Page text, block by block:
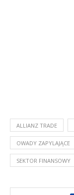
ALLIANZ TRADE
OWADY ZAPYLAJĄCE
SEKTOR FINANSOWY